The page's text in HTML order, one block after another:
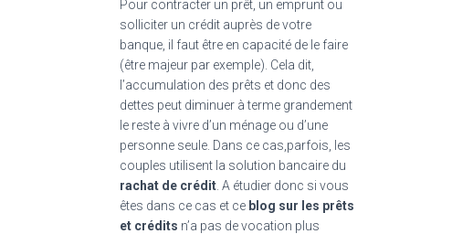
Pour contracter un prêt, un emprunt ou
solliciter un crédit auprès de votre
banque, il faut être en capacité de le faire
(être majeur par exemple). Cela dit,
l’accumulation des prêts et donc des
dettes peut diminuer à terme grandement
le reste à vivre d’un ménage ou d’une
personne seule. Dans ce cas,parfois, les
couples utilisent la solution bancaire du
rachat de crédit. A étudier donc si vous
êtes dans ce cas et ce blog sur les prêts
et crédits n’a pas de vocation plus